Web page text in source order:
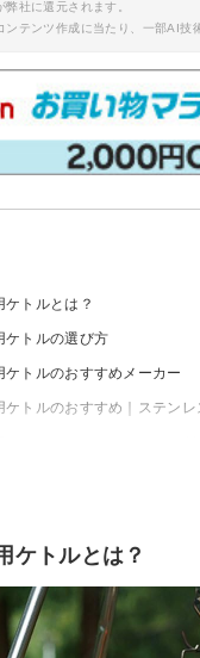
弊社に還元されます。
テンツ作成に当たり、一部AI技
ケトルとは？
ケトルの選び方
ケトルのおすすめメーカー
ケトルのおすすめ｜ステンレ
ケトルの売れ筋ランキングを
ケトルとは？